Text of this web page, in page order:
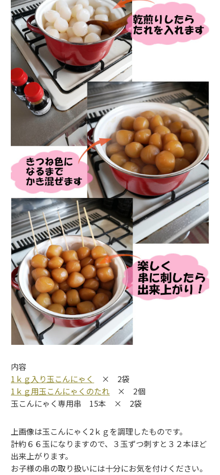
内容
1ｋｇ入り玉こんにゃく
× 2袋
1ｋｇ用玉こんにゃくのたれ × 2個
玉こんにゃく専用串 15本 × 2袋
上画像は玉こんにゃく2ｋｇを調理したものです。
計約６６玉になりますので、３玉ずつ刺すと３２本ほど
出来上がります。
お子様の串の取り扱いには十分にお気を付けください。